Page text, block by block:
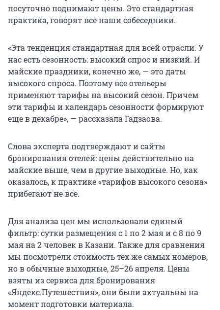
посуточно поднимают цены. Это стандартная
практика, говорят все наши собеседники.
«Эта тенденция стандартная для всей отрасли. У
нас есть сезонность: высокий спрос и низкий. И
майские праздники, конечно же, — это даты
высокого спроса. Поэтому все отельеры
применяют тарифы на высокий сезон. Причем
эти тарифы и календарь сезонности формируют
еще в декабре», — рассказала Гадзаова.
Слова эксперта подтверждают и сайты
бронирования отелей: цены действительно на
майские выше, чем в другие выходные. Но, как
оказалось, к практике «тарифов высокого сезона»
прибегают не все.
Для анализа цен мы использовали единый
фильтр: сутки размещения с 1 по 2 мая и с 8 по 9
мая на 2 человек в Казани. Также для сравнения
мы посмотрели стоимость тех же самых номеров,
но в обычные выходные, 25–26 апреля. Цены
взяты из сервиса для бронирования
«Яндекс.Путешествия», они были актуальны на
момент подготовки материала.